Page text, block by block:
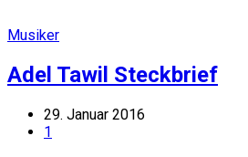
Musiker
Adel Tawil Steckbrief
29. Januar 2016
1